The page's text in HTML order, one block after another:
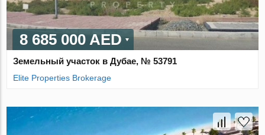
8 685 000 AED
Земельный участок в Дубае, № 53791
Elite Properties Brokerage